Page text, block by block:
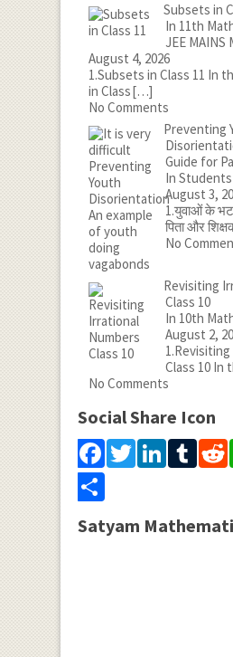
Subsets in
In 11th
JEE MAINS
August 4, 2026
1.Subsets in Class 11 In
in Class[…]
No Comments
Preventing
Guide for
In
August 3,
1.युवाओं के
पिता और
No
Revisiting
Class 10
In 10th
August 2,
Class 10 In
No Comments
Social Share Icon
Facebook
Twitter
Share
Satyam